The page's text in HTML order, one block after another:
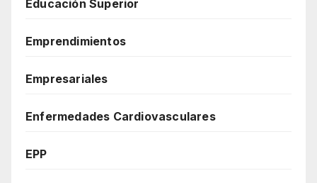
Educación Superior
Emprendimientos
Empresariales
Enfermedades Cardiovasculares
EPP